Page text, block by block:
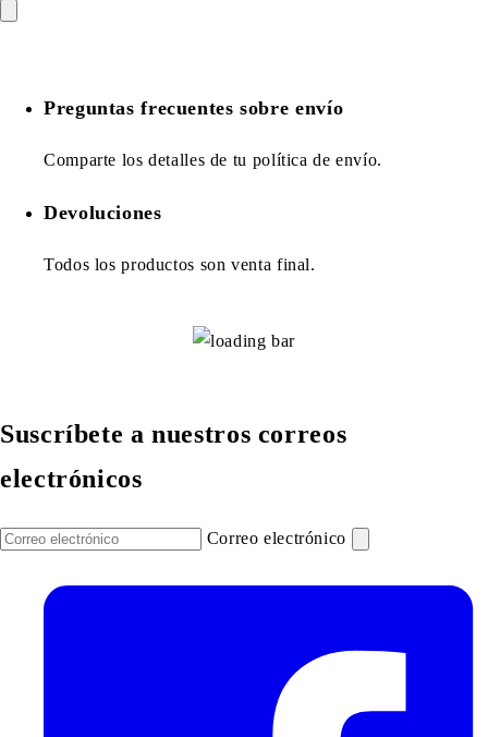
Preguntas frecuentes sobre envío
Comparte los detalles de tu política de envío.
Devoluciones
Todos los productos son venta final.
Suscríbete a nuestros correos
electrónicos
Correo electrónico